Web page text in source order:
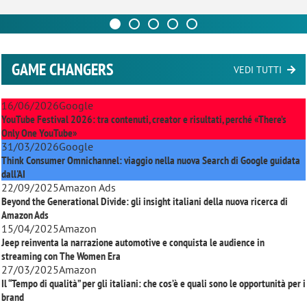
GAME CHANGERS VEDI TUTTI
16/06/2026Google
YouTube Festival 2026: tra contenuti, creator e risultati, perché «There’s
Only One YouTube»
31/03/2026Google
Think Consumer Omnichannel: viaggio nella nuova Search di Google guidata
dall'AI
22/09/2025Amazon Ads
Beyond the Generational Divide: gli insight italiani della nuova ricerca di
Amazon Ads
15/04/2025Amazon
Jeep reinventa la narrazione automotive e conquista le audience in
streaming conThe Women Era
27/03/2025Amazon
Il “Tempo di qualità” per gli italiani: che cos’è e quali sono le opportunità per i
brand